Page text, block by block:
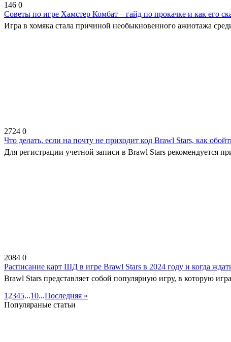
146 0
Советы по игре Хамстер Комбат – гайд по прокачке и как его
Игра в хомяка стала причиной необыкновенного ажиотажа
2724 0
Что делать, если на почту не приходит код Brawl Stars, как
Для регистрации учетной записи в Brawl Stars рекомендуется
2084 0
Расписание карт ШД в игре Brawl Stars в 2024 году и когда
Brawl Stars представляет собой популярную игру, в которую
1 2345...10...Последняя »
Популяраные статьи